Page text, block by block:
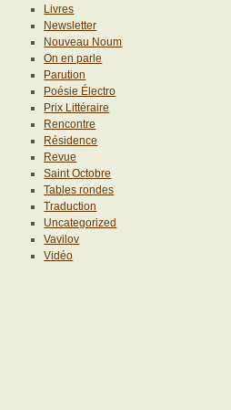
Livres
Newsletter
Nouveau Noum
On en parle
Parution
Poésie Électro
Prix Littéraire
Rencontre
Résidence
Revue
Saint Octobre
Tables rondes
Traduction
Uncategorized
Vavilov
Vidéo